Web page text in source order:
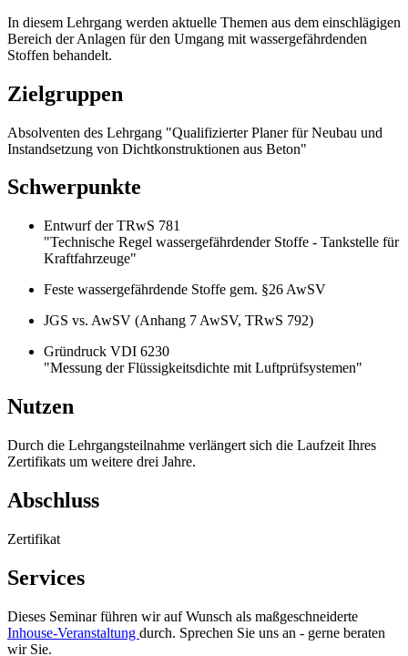
In diesem Lehrgang werden aktuelle Themen aus dem einschlägigen
Bereich der Anlagen für den Umgang mit wassergefährdenden
Stoffen behandelt.
Zielgruppen
Absolventen des Lehrgang "Qualifizierter Planer für Neubau und
Instandsetzung von Dichtkonstruktionen aus Beton"
Schwerpunkte
Entwurf der TRwS 781
"Technische Regel wassergefährdender Stoffe - Tankstelle für
Kraftfahrzeuge"
Feste wassergefährdende Stoffe gem. §26 AwSV
JGS vs. AwSV (Anhang 7 AwSV, TRwS 792)
Gründruck VDI 6230
"Messung der Flüssigkeitsdichte mit Luftprüfsystemen"
Nutzen
Durch die Lehrgangsteilnahme verlängert sich die Laufzeit Ihres
Zertifikats um weitere drei Jahre.
Abschluss
Zertifikat
Services
Dieses Seminar führen wir auf Wunsch als maßgeschneiderte
Inhouse-Veranstaltung durch. Sprechen Sie uns an - gerne beraten
wir Sie.